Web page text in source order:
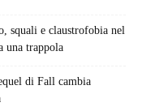
squali e claustrofobia nel
una trappola
di Fall cambia